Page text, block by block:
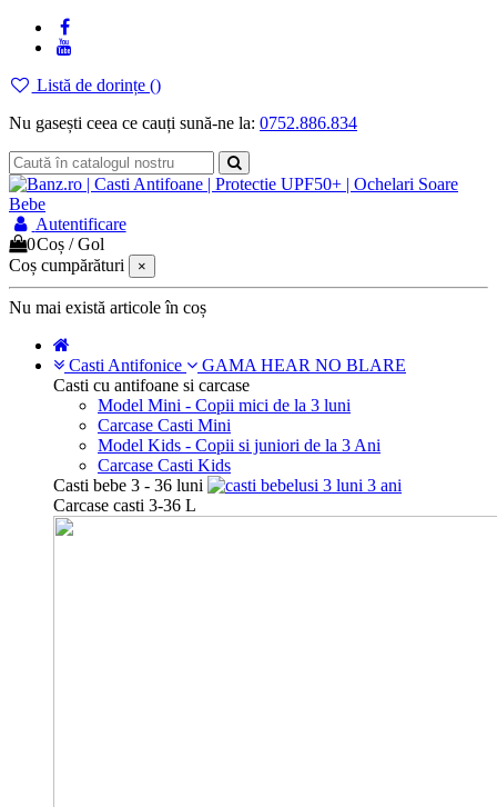
Listă de dorințe ()
Nu gasești ceea ce cauți sună-ne la: 0752.886.834
Autentificare
0Coș /Gol
Coș cumpărături
×
Nu mai există articole în coș
Casti Antifonice
GAMA HEAR NO BLARE
Casti cu antifoane si carcase
Model Mini - Copii mici de la 3 luni
Carcase Casti Mini
Model Kids - Copii si juniori de la 3 Ani
Carcase Casti Kids
Casti bebe 3 - 36 luni
Carcase casti 3-36 L